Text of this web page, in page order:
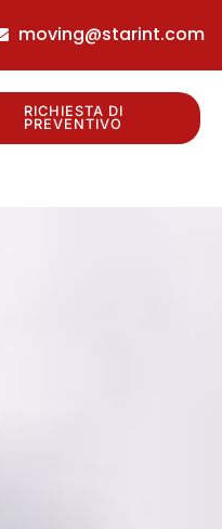
moving@starint.com
RICHIESTA DI
PREVENTIVO